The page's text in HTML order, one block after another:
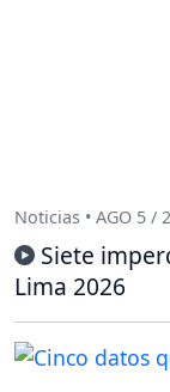
Noticias • AGO 5 /
Siete
Lima 2026